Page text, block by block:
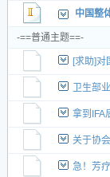
新小字报中国整
-==普通主题==-
[求助]
卫生部
拿到IFA
关于协
急！芳